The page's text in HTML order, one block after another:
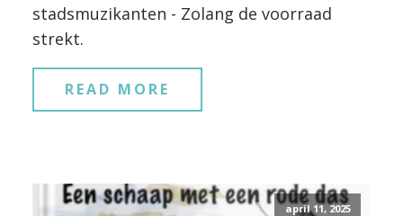
stadsmuzikanten - Zolang de voorraad
strekt.
READ MORE
april 11, 2025